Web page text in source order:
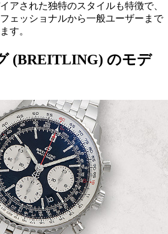
アされた独特のスタイルも特徴で、
ェッショナルから一般ユーザーまで
す。
(BREITLING) のモデ